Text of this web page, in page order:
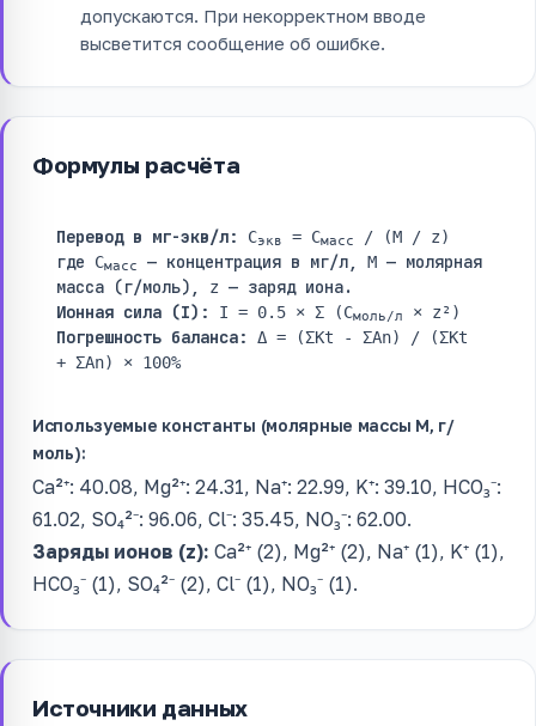
допускаются. При некорректном вводе
высветится сообщение об ошибке.
Формулы расчёта
Перевод в мг-экв/л: Cэкв = Cмасс / (M / z)
где Cмасс — концентрация в мг/л, M — молярная
масса (г/моль),
z — заряд иона.
Ионная сила (I):
I = 0.5 × Σ (Cмоль/л × z²)
Погрешность баланса:
Δ = (ΣKt - ΣAn) / (ΣKt
+ ΣAn) × 100%
Используемые константы (молярные массы M, г/
моль):
Ca²⁺: 40.08, Mg²⁺: 24.31, Na⁺: 22.99, K⁺: 39.10, HCO₃⁻:
61.02, SO₄²⁻: 96.06, Cl⁻: 35.45, NO₃⁻: 62.00.
Заряды ионов (z): Ca²⁺ (2), Mg²⁺ (2), Na⁺ (1), K⁺ (1),
HCO₃⁻ (1), SO₄²⁻ (2), Cl⁻ (1), NO₃⁻ (1).
Источники данных